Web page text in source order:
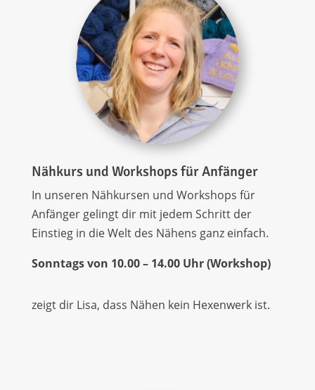
Nähkurs und Workshops für Anfänger
In unseren Nähkursen und Workshops für
Anfänger gelingt dir mit jedem Schritt der
Einstieg in die Welt des Nähens ganz einfach.
Sonntags von 10.00 – 14.00 Uhr (Workshop)
zeigt dir Lisa, dass Nähen kein Hexenwerk ist.